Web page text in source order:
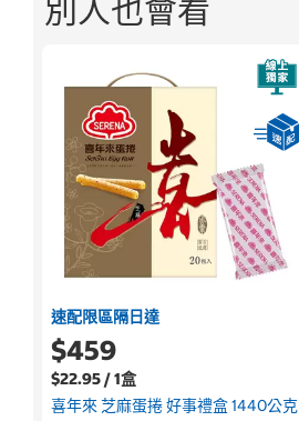
別人也會看
速配限區隔日達
$459
$22.95 / 1盒
喜年來 芝麻蛋捲 好事禮盒 1440公克